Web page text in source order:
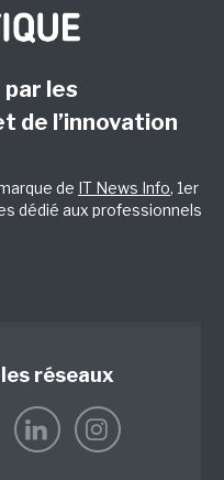
les
de l’innovation
de IT News Info, 1er
dédié aux professionnels
réseaux